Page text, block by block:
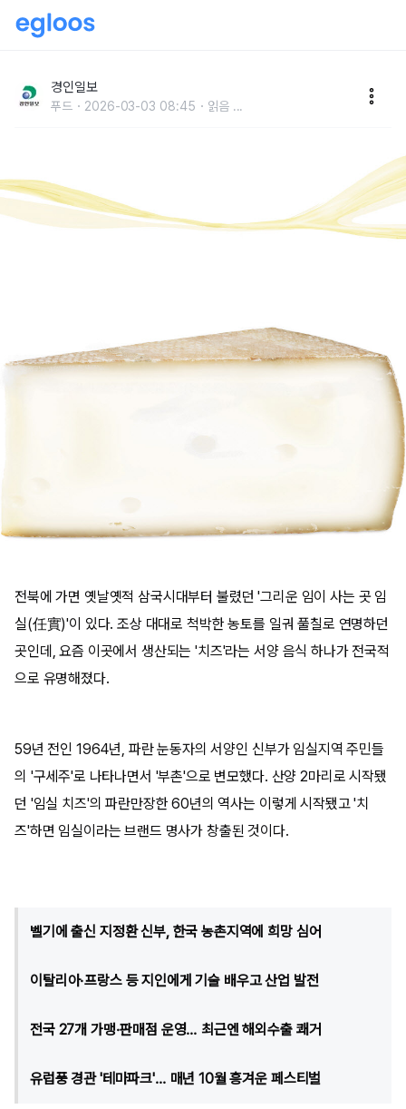
경인일보
푸드 2026-03-03 08:45 읽음 ...
전북에 가면 옛날옛적 삼국시대부터 불렸던 '그리운 임이 사는 곳 임
실(任實)'이 있다. 조상 대대로 척박한 농토를 일궈 풀칠로 연명하던
곳인데, 요즘 이곳에서 생산되는 '치즈'라는 서양 음식 하나가 전국적
으로 유명해졌다.
59년 전인 1964년, 파란 눈동자의 서양인 신부가 임실지역 주민들
의 '구세주'로 나타나면서 '부촌'으로 변모했다. 산양 2마리로 시작됐
던 '임실 치즈'의 파란만장한 60년의 역사는 이렇게 시작됐고 '치
즈'하면 임실이라는 브랜드 명사가 창출된 것이다.
벨기에 출신 지정환 신부, 한국 농촌지역에 희망 심어
이탈리아·프랑스 등 지인에게 기술 배우고 산업 발전
전국 27개 가맹·판매점 운영… 최근엔 해외수출 쾌거
유럽풍 경관 '테마파크'… 매년 10월 흥겨운 페스티벌